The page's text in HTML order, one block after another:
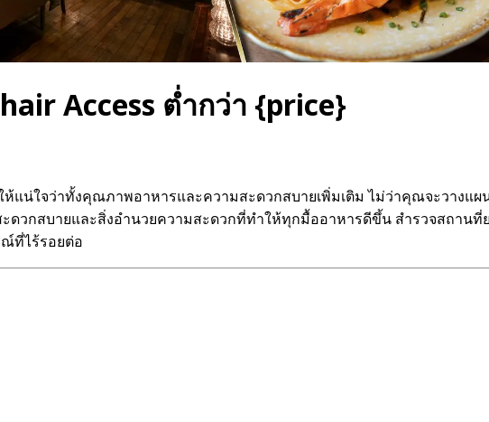
Access ต่ำกว่า {price}
แน่ใจว่าทั้งคุณภาพอาหารและความสะดวกสบายเพิ่มเติม ไม่ว่าคุณจะวางแ
ดวกสบายและสิ่งอำนวยความสะดวกที่ทำให้ทุกมื้ออาหารดีขึ้น สำรวจสถาน
ณ์ที่ไร้รอยต่อ